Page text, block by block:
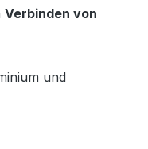
Verbinden von
und